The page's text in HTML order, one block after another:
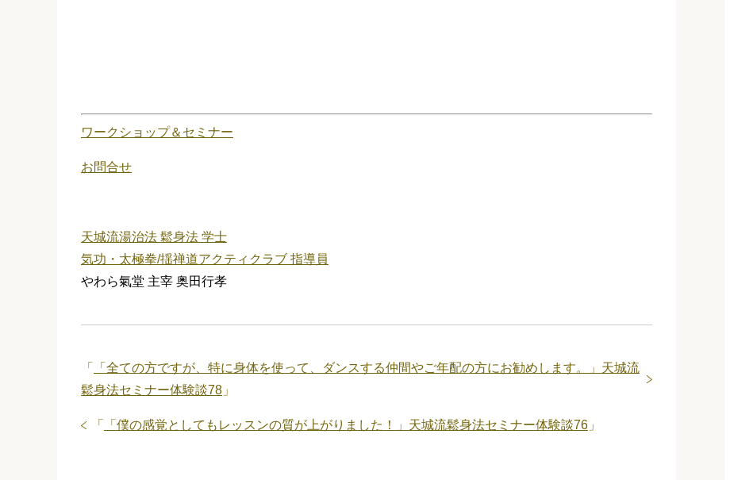
ワークショップ＆セミナー
お問合せ
天城流湯治法 鬆身法 学士
気功・太極拳/揺禅道アクティクラブ 指導員
やわら氣堂 主宰 奥田行孝
「
「全ての方ですが、特に身体を使って、ダンスする仲間やご年配の方にお勧めします。」天城流
鬆身法セミナー体験談78 」
「 「僕の感覚としてもレッスンの質が上がりました！」天城流鬆身法セミナー体験談76 」